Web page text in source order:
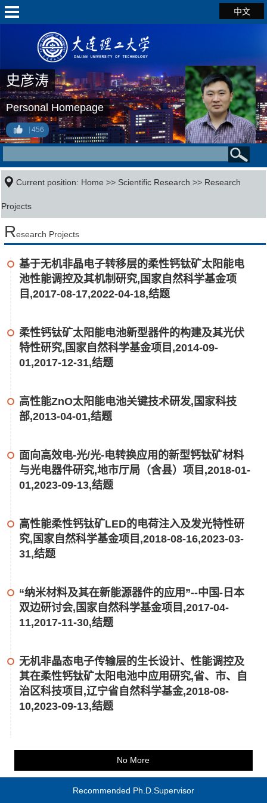
中文
史彦涛
Personal Homepage
456
Current position: Home >> Scientific Research >> Research
Projects
Research Projects
基于无机非晶电子转移层的柔性钙钛矿太阳能电
池性能调控及其机制研究,国家自然科学基金项
目,2017-08-17,2022-04-18,结题
柔性钙钛矿太阳能电池新型器件的构建及其光伏
特性研究,国家自然科学基金项目,2014-09-
01,2017-12-31,结题
高性能ZnO太阳能电池关键技术研发,国家科技
部,2013-04-01,结题
面向高效电-光/光-电转换应用的新型钙钛矿材料
与光电器件研究,地市厅局（含县）项目,2018-01-
01,2023-09-13,结题
高性能柔性钙钛矿LED的电荷注入及发光特性研
究,国家自然科学基金项目,2018-08-16,2023-03-
31,结题
“纳米材料及其在新能源器件的应用”--中国-日本
双边研讨会,国家自然科学基金项目,2017-04-
11,2017-11-30,结题
无机非晶态电子传输层的生长设计、性能调控及
其在柔性钙钛矿太阳电池中应用研究,省、市、自
治区科技项目,辽宁省自然科学基金,2018-08-
10,2023-09-13,结题
No More
Recommended Ph.D.Supervisor